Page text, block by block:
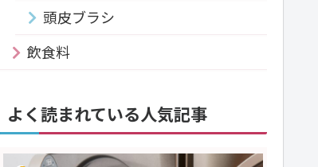
頭皮ブラシ
飲食料
よく読まれている人気記事